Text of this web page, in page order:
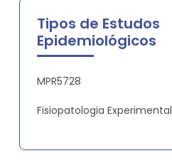
Tipos de Estudos
Epidemiológicos
MPR5728
Fisiopatologia Experimental